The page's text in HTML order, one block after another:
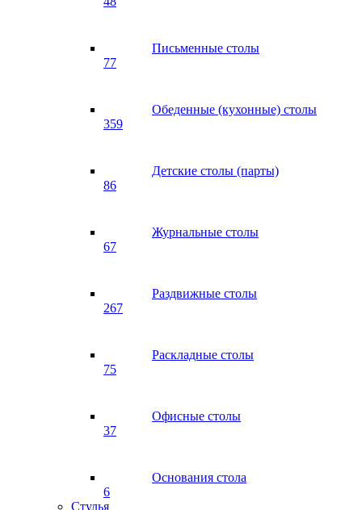
Письменные столы
77
Обеденные (кухонные) столы
359
Детские столы (парты)
86
Журнальные столы
67
Раздвижные столы
267
Раскладные столы
75
Офисные столы
37
Основания стола
6
Стулья